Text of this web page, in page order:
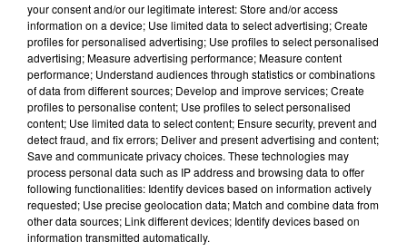
Musique
your consent and/or our legitimate interest: Store and/or access
information on a device; Use limited data to select advertising; Create
profiles for personalised advertising; Use profiles to select personalised
advertising; Measure advertising performance; Measure content
performance; Understand audiences through statistics or combinations
of data from different sources; Develop and improve services; Create
profiles to personalise content; Use profiles to select personalised
content; Use limited data to select content; Ensure security, prevent and
detect fraud, and fix errors; Deliver and present advertising and content;
Save and communicate privacy choices. These technologies may
process personal data such as IP address and browsing data to offer
following functionalities: Identify devices based on information actively
requested; Use precise geolocation data; Match and combine data from
other data sources; Link different devices; Identify devices based on
information transmitted automatically.